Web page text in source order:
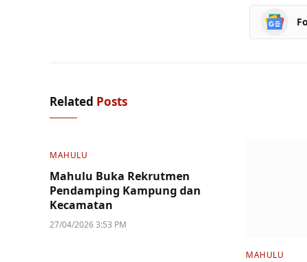
Related Posts
MAHULU
Mahulu Buka Rekrutmen
Pendamping Kampung dan
Kecamatan
27/04/2026 3:53 PM
MAHULU